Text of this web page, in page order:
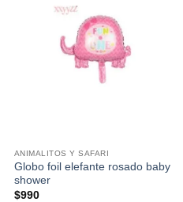
ANIMALITOS Y SAFARI
Globo foil elefante rosado baby
shower
$990